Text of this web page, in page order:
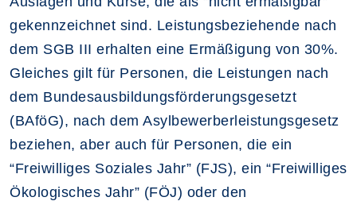
gekennzeichnet sind. Leistungsbeziehende nach
dem SGB III erhalten eine Ermäßigung von 30%.
Gleiches gilt für Personen, die Leistungen nach
dem Bundesausbildungsförderungsgesetzt
(BAföG), nach dem Asylbewerberleistungsgesetz
beziehen, aber auch für Personen, die ein
“Freiwilliges Soziales Jahr” (FJS), ein “Freiwilliges
Ökologisches Jahr” (FÖJ) oder den